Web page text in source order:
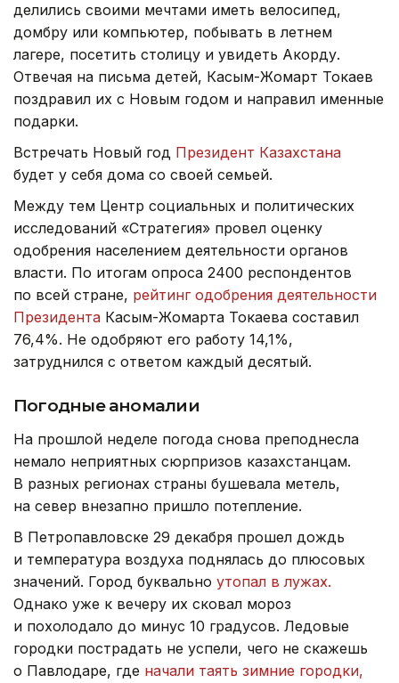
делились своими мечтами иметь велосипед,
домбру или компьютер, побывать в летнем
лагере, посетить столицу и увидеть Акорду.
Отвечая на письма детей, Касым-Жомарт Токаев
поздравил их с Новым годом и направил именные
подарки.
Встречать Новый год Президент Казахстана
будет у себя дома со своей семьей.
Между тем Центр социальных и политических
исследований «Стратегия» провел оценку
одобрения населением деятельности органов
власти. По итогам опроса 2400 респондентов
по всей стране, рейтинг одобрения деятельности
Президента Касым-Жомарта Токаева составил
76,4%. Не одобряют его работу 14,1%,
затруднился с ответом каждый десятый.
Погодные аномалии
На прошлой неделе погода снова преподнесла
немало неприятных сюрпризов казахстанцам.
В разных регионах страны бушевала метель,
на север внезапно пришло потепление.
В Петропавловске 29 декабря прошел дождь
и температура воздуха поднялась до плюсовых
значений. Город буквально утопал в лужах.
Однако уже к вечеру их сковал мороз
и похолодало до минус 10 градусов. Ледовые
городки пострадать не успели, чего не скажешь
о Павлодаре, где начали таять зимние городки,